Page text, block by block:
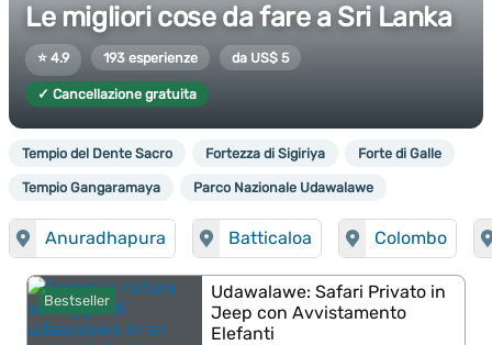
Le migliori cose da fare a Sri Lanka
⭐ 4.9 193 esperienze da US$ 5
✓ Cancellazione gratuita
Tempio del Dente Sacro Fortezza di Sigiriya Forte di Galle
Tempio Gangaramaya Parco Nazionale Udawalawe
Anuradhapura Batticaloa Colombo
Bestseller
Udawalawe: Safari Privato in
Jeep con Avvistamento
Elefanti